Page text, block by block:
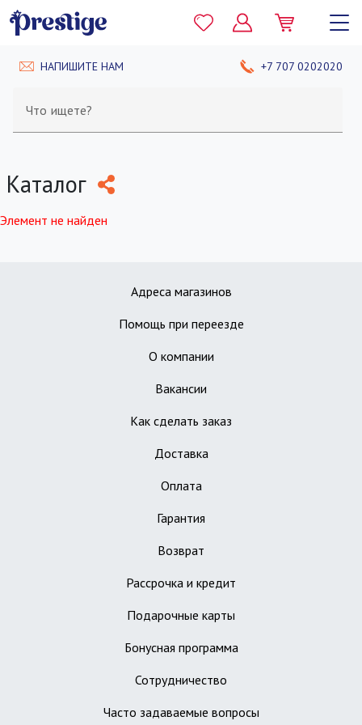
НАПИШИТЕ НАМ +7 707 0202020
Что ищете?
Каталог
Элемент не найден
Адреса магазинов
Помощь при переезде
О компании
Вакансии
Как сделать заказ
Доставка
Оплата
Гарантия
Возврат
Рассрочка и кредит
Подарочные карты
Бонусная программа
Сотрудничество
Часто задаваемые вопросы